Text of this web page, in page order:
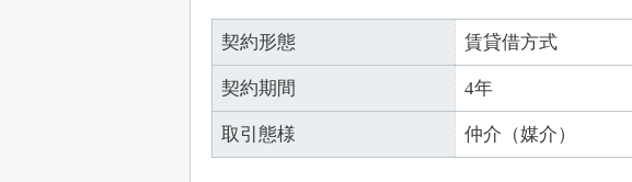
契約形態 賃貸借方式
契約期間 4年
取引態様 仲介（媒介）